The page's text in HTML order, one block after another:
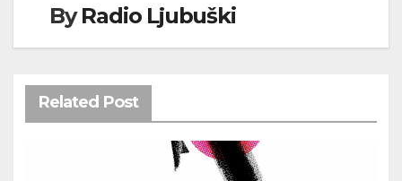
ByRadio Ljubuški
Related Post